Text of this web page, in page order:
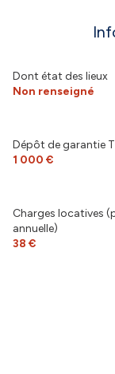
Dont état des lieux
Non renseigné
Dépôt de garantie
1 000 €
Charges locatives
annuelle)
38 €